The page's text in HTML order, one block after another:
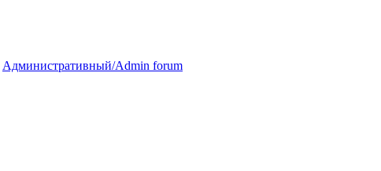
Административный/Admin forum